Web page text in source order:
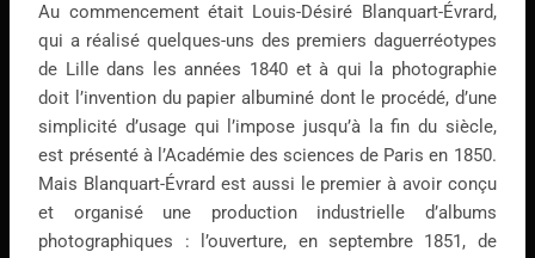
Au commencement était Louis-Désiré Blanquart-Évrard,
qui a réalisé quelques-uns des premiers daguerréotypes
de Lille dans les années 1840 et à qui la photographie
doit l’invention du papier albuminé dont le procédé, d’une
simplicité d’usage qui l’impose jusqu’à la fin du siècle,
est présenté à l’Académie des sciences de Paris en 1850.
Mais Blanquart-Évrard est aussi le premier à avoir conçu
et organisé une production industrielle d’albums
photographiques : l’ouverture, en septembre 1851, de